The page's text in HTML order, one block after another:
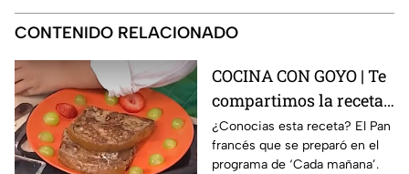
CONTENIDO RELACIONADO
COCINA CON GOYO | Te
compartimos la receta
de un delicioso pan
francés
¿Conocias esta receta? El Pan
francés que se preparó en el
programa de ‘Cada mañana’.